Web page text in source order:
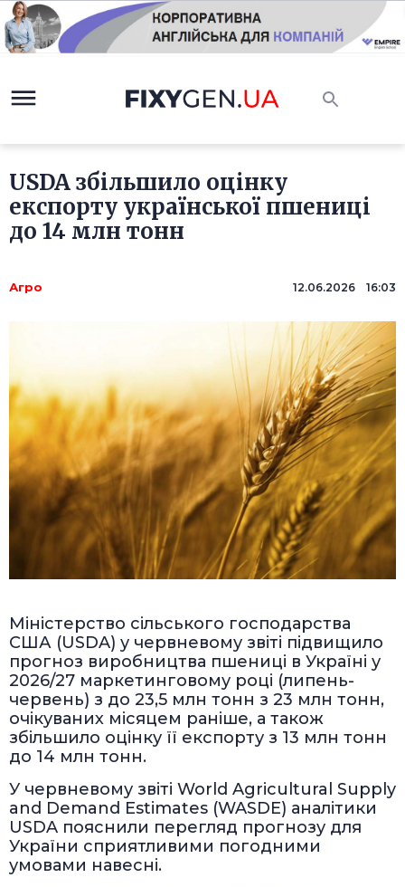
USDA збільшило оцінку
експорту української пшениці
до 14 млн тонн
Агро 12.06.2026 16:03
Міністерство сільського господарства
США (USDA) у червневому звіті підвищило
прогноз виробництва пшениці в Україні у
2026/27 маркетинговому році (липень-
червень) з до 23,5 млн тонн з 23 млн тонн,
очікуваних місяцем раніше, а також
збільшило оцінку її експорту з 13 млн тонн
до 14 млн тонн.
У червневому звіті World Agricultural Supply
and Demand Estimates (WASDE) аналітики
USDA пояснили перегляд прогнозу для
України сприятливими погодними
умовами навесні.